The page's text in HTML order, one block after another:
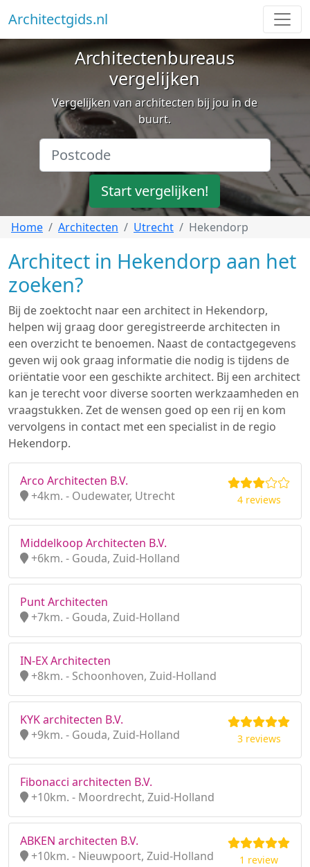
Architectgids.nl
Architectenbureaus
vergelijken
Vergelijken van architecten bij jou in de
buurt.
Start vergelijken!
Home Architecten Utrecht Hekendorp
Architect in Hekendorp aan het
zoeken?
Bij de zoektocht naar een architect in Hekendorp,
helpen wij graag door geregistreerde architecten in
een overzicht te benoemen. Naast de contactgegevens
geven wij ook graag informatie die nodig is tijdens de
oriëntatie voor een geschikte architect. Bij een architect
kan je terecht voor diverse soorten werkzaamheden en
vraagstukken. Zet de wensen goed op een rij en kom
vervolgens in contact met een specialist in de regio
Hekendorp.
Arco Architecten B.V.
+4km. - Oudewater, Utrecht
4 reviews
Middelkoop Architecten B.V.
+6km. - Gouda, Zuid-Holland
Punt Architecten
+7km. - Gouda, Zuid-Holland
IN-EX Architecten
+8km. - Schoonhoven, Zuid-Holland
KYK architecten B.V.
+9km. - Gouda, Zuid-Holland
3 reviews
Fibonacci architecten B.V.
+10km. - Moordrecht, Zuid-Holland
ABKEN architecten B.V.
+10km. - Nieuwpoort, Zuid-Holland
1 review